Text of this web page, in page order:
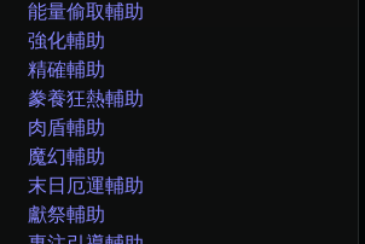
能量偷取輔助
強化輔助
精確輔助
豢養狂熱輔助
肉盾輔助
魔幻輔助
末日厄運輔助
獻祭輔助